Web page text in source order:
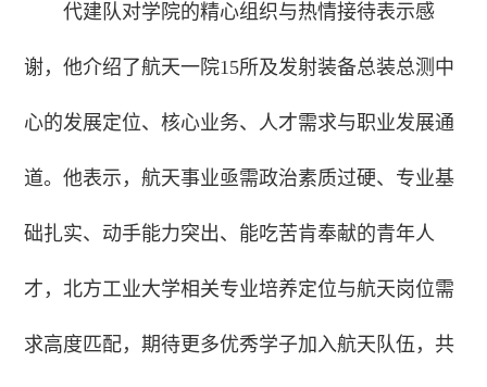
代建队对学院的精心组织与热情接待表示感
谢，他介绍了航天一院15所及发射装备总装总测中
心的发展定位、核心业务、人才需求与职业发展通
道。他表示，航天事业亟需政治素质过硬、专业基
础扎实、动手能力突出、能吃苦肯奉献的青年人
才，北方工业大学相关专业培养定位与航天岗位需
求高度匹配，期待更多优秀学子加入航天队伍，共